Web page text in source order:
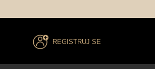
REGISTRUJ SE